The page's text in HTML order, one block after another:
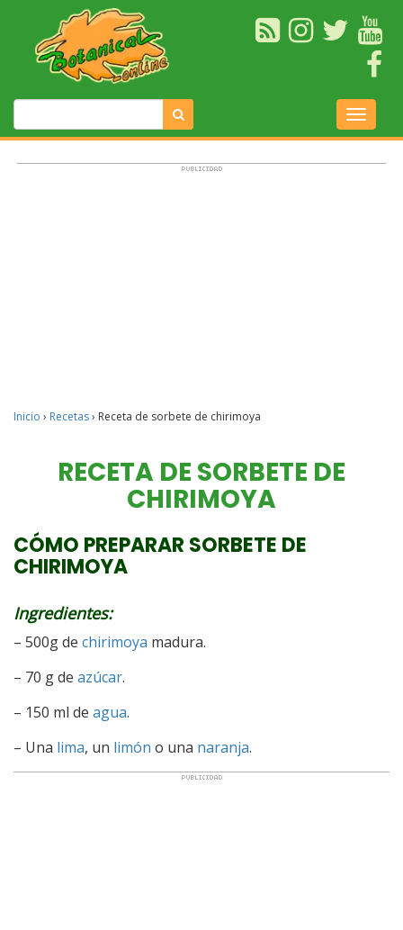
Inicio › Recetas› Receta de sorbete de chirimoya
RECETA DE SORBETE DE
CHIRIMOYA
CÓMO PREPARAR SORBETE DE
CHIRIMOYA
Ingredientes:
– 500g de chirimoya madura.
– 70 g de azúcar.
– 150 ml de agua.
– Una lima, un limón o una naranja.